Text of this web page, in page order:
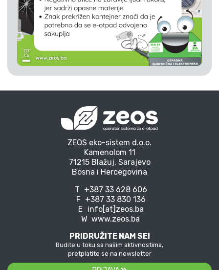
ZEOS eko-sistem d.o.o.
Kamenolom 11
71215 Blažuj, Sarajevo
Bosna i Hercegovina
T +387 33 628 606
F +387 33 830 136
E info[at]zeos.ba
W www.zeos.ba
PRIDRUŽITE NAM SE!
Budite u toku sa našim aktivnostima,
pretplatite se na newsletter